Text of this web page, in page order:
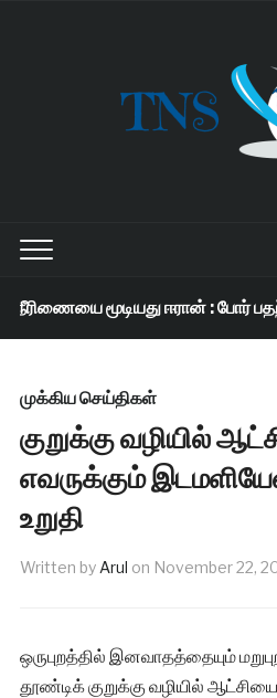
மூடியது ஈரான் : போர்
முக்கிய செய்திகள்
குறுக்கு வழியில்
எவருக்கும்
உறுதி
Written by Arul on November 22,
ஒருபுறத்தில் இனவாதத்தையும்
தூண்டிக் குறுக்கு வழியில்